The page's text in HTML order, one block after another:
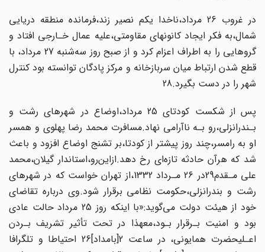
در‌ غروب‌ 26 مرداد،ناخدا یکم نصیر زند،فرمانده منطقه دریایی
شمال،به فکر ایجاد کانونهای مقاومتی،علیه عمال خـارجی افتاد و
گروهایی را به اطراف اعزام کرد و از صبح روز سه‌شنبه‌ 27‌ مرداد، با
قطع شدن ارتباط میان سربازخانه و مرکز پادگان توانسته بود کنترل
شهر را در دست بگیرد.28
پس از شکست کودتای 25 مرداد،اوضاع در شهرهای رشت و
بـندرانزلی‌،رو‌ بـه‌ ناآرامی‌ نهاد.مسافرت محمد رضا‌ پهلوی‌ و همسر‌
او به رامسر،چند روز پیشتر از کودتا،بر تشنج اوضاع افزود و باعث
شد که هرآن حادثه تازه‌ای رخ دهد.ازاین‌رو‌،استاندار‌ گیلان‌،محمد
علی‌ مـقدم‌29در 26 مـرداد 1332‌،از‌ تهران خواست که در شهرهای
رشت و بندرانزلی،حکومت‌ نظامی برقرار شود.وی درباره تقاضای
خود از هیئت دولت می‌گوید‌:«با‌ اینکه‌ روز 25 مرداد حالت عادی
بود و امنیت بـرقرار بـود،معهذا‌ در تحت تأثیر تشریف بـردن
اعـلیحضرت همایونی، در ساعت 2[بامداد]26 احتیاطا و تلگرافا